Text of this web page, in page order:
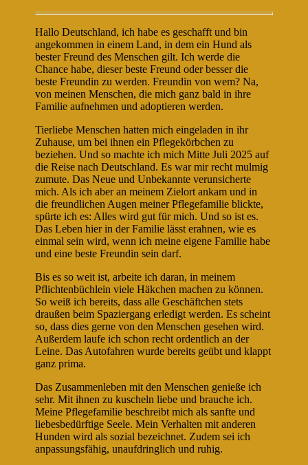
Hallo Deutschland, ich habe es geschafft und bin
angekommen in einem Land, in dem ein Hund als
bester Freund des Menschen gilt. Ich werde die
Chance habe, dieser beste Freund oder besser die
beste Freundin zu werden. Freundin von wem? Na,
von meinen Menschen, die mich ganz bald in ihre
Familie aufnehmen und adoptieren werden.
Tierliebe Menschen hatten mich eingeladen in ihr
Zuhause, um bei ihnen ein Pflegekörbchen zu
beziehen. Und so machte ich mich Mitte Juli 2025 auf
die Reise nach Deutschland. Es war mir recht mulmig
zumute. Das Neue und Unbekannte verunsicherte
mich. Als ich aber an meinem Zielort ankam und in
die freundlichen Augen meiner Pflegefamilie blickte,
spürte ich es: Alles wird gut für mich. Und so ist es.
Das Leben hier in der Familie lässt erahnen, wie es
einmal sein wird, wenn ich meine eigene Familie habe
und eine beste Freundin sein darf.
Bis es so weit ist, arbeite ich daran, in meinem
Pflichtenbüchlein viele Häkchen machen zu können.
So weiß ich bereits, dass alle Geschäftchen stets
draußen beim Spaziergang erledigt werden. Es scheint
so, dass dies gerne von den Menschen gesehen wird.
Außerdem laufe ich schon recht ordentlich an der
Leine. Das Autofahren wurde bereits geübt und klappt
ganz prima.
Das Zusammenleben mit den Menschen genieße ich
sehr. Mit ihnen zu kuscheln liebe und brauche ich.
Meine Pflegefamilie beschreibt mich als sanfte und
liebesbedürftige Seele. Mein Verhalten mit anderen
Hunden wird als sozial bezeichnet. Zudem sei ich
anpassungsfähig, unaufdringlich und ruhig.